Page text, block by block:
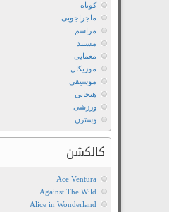
کوتاه
ماجراجویی
مراسم
مستند
معمایی
موزیکال
موسیقی
هیجانی
ورزشی
وسترن
کالکشن
Ace Ventura
Against The Wild
Alice in Wonderland